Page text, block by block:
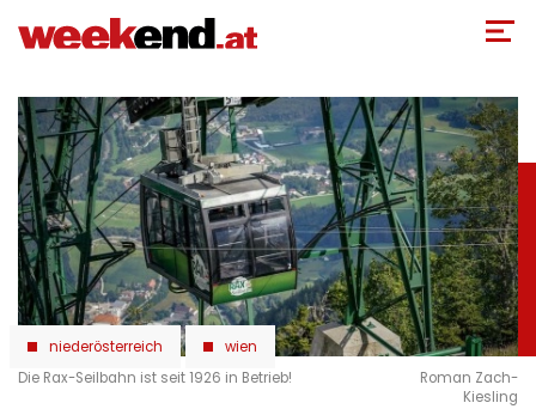
zum
niederösterreich
wien
Die Rax-Seilbahn ist seit 1926 in Betrieb!
Roman Zach-
Kiesling